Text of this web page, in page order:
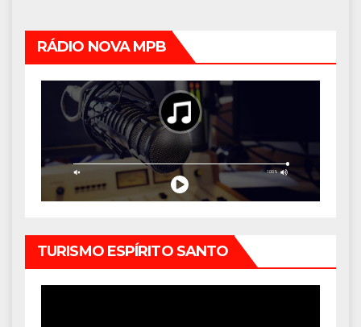
RÁDIO NOVA MPB
TURISMO ESPÍRITO SANTO